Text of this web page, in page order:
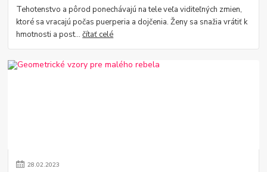
Tehotenstvo a pôrod ponechávajú na tele veľa viditeľných zmien,
ktoré sa vracajú počas puerperia a dojčenia. Ženy sa snažia vrátiť k
hmotnosti a post...čítať celé
28.02.2023